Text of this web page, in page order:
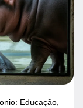
Educação,